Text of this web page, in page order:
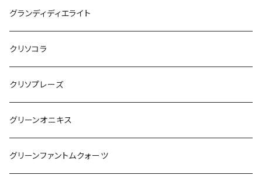
グランディディエライト
クリソコラ
クリソプレーズ
グリーンオニキス
グリーンファントムクォーツ